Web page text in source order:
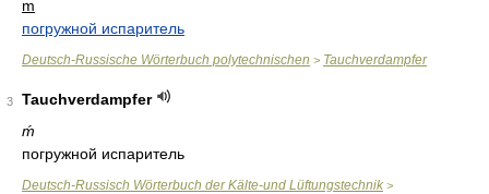
m
погружной испаритель
Deutsch-Russische Wörterbuch polytechnischen > Tauchverdampfer
3
Tauchverdampfer
ḿ
погружной испаритель
Deutsch-Russisch Wörterbuch der Kälte-und Lüftungstechnik >